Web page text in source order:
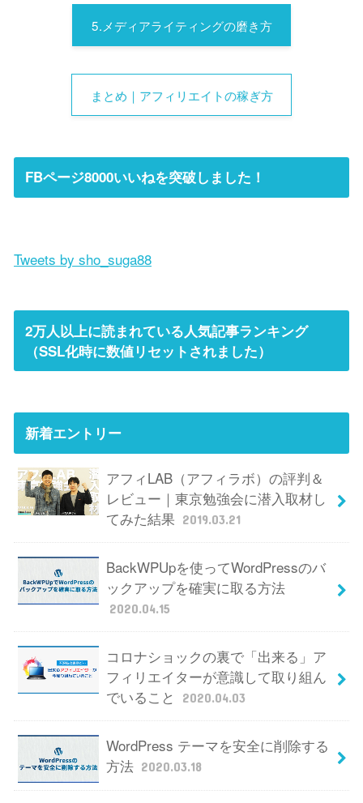
5.メディアライティングの磨き方
まとめ｜アフィリエイトの稼ぎ方
FBページ8000いいねを突破しました！
Tweets by sho_suga88
2万人以上に読まれている人気記事ランキング
（SSL化時に数値リセットされました）
新着エントリー
アフィLAB（アフィラボ）の評判＆
レビュー｜東京勉強会に潜入取材し
てみた結果
2019.03.21
BackWPUpを使ってWordPressのバ
ックアップを確実に取る方法
2020.04.15
コロナショックの裏で「出来る」ア
フィリエイターが意識して取り組ん
でいること
2020.04.03
WordPress テーマを安全に削除する
方法 2020.03.18